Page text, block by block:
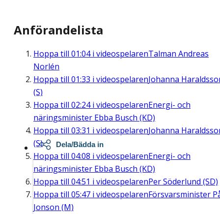
Anförandelista
Hoppa till 01:04i videospelarenTalman Andreas
Norlén
Hoppa till 01:33 i videospelarenJohanna
(S)
Hoppa till 02:24i videospelarenEnergi- och
näringsminister Ebba Busch (KD)
Hoppa till 03:31 i videospelarenJohanna
(S)
Hoppa till 04:08 i videospelarenEnergi- och
näringsminister Ebba Busch (KD)
Hoppa till 04:51 i videospelarenPer Söderlund (SD)
Hoppa till 05:47 i videospelarenFörsvarsminister
Jonson (M)
Dela/Bädda in